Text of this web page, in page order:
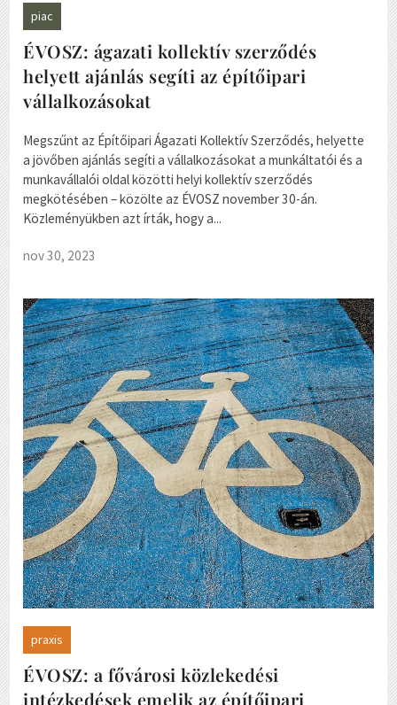
piac
ÉVOSZ: ágazati kollektív szerződés
helyett ajánlás segíti az építőipari
vállalkozásokat
Megszűnt az Építőipari Ágazati Kollektív Szerződés, helyette
a jövőben ajánlás segíti a vállalkozásokat a munkáltatói és a
munkavállalói oldal közötti helyi kollektív szerződés
megkötésében – közölte az ÉVOSZ november 30-án.
Közleményükben azt írták, hogy a...
nov 30, 2023
praxis
ÉVOSZ: a fővárosi közlekedési
intézkedések emelik az építőipari